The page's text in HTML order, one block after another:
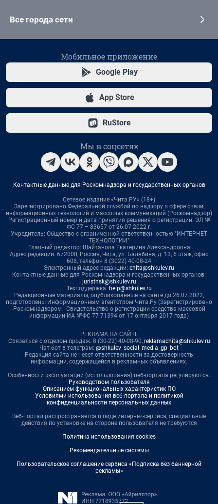
Все города сети
Мобильное приложение
Google Play
App Store
RuStore
Мы в соцсетях
Контактные данные для Роскомнадзора и государственных органов
Сетевое издание «Чита.РУ» (18+)
Зарегистрировано Федеральной службой по надзору в сфере связи,
информационных технологий и массовых коммуникаций (Роскомнадзор)
Регистрационный номер и дата принятия решения о регистрации: ЭЛ №
ФС 77 – 83657 от 26.07.2022 г.
Учредитель: Общество с ограниченной ответственностью "ИНТЕРНЕТ
ТЕХНОЛОГИИ"
Главный редактор: Шайтанова Екатерина Александровна
Адрес редакции: 672000, Россия, Чита, ул. Балябина, д. 13, 6 этаж, офис
608, телефон 8 (3022) 40-08-24
Электронный адрес редакции: chita@shkulev.ru
Контактные данные для Роскомнадзора и государственных органов:
juristnsk@shkulev.ru
Техподдержка: help@shkulev.ru
Редакционные материалы, опубликованные на сайте до 26.07.2022,
подготовлены Информационным агентством Чита.Ру (Зарегистрировано
Роскомнадзором - Свидетельство о регистрации средства массовой
информации ИА №ФС 77-71394 от 17 октября 2017 года)
РЕКЛАМА НА САЙТЕ
Связаться с отделом продаж: 8 (30-22) 40-08-90, reklamachita@shkulev.ru
Чат-бот в телеграм: @shkulev_social_media_gp_bot
Редакция сайта не несет ответственности за достоверность
информации, содержащейся в рекламных объявлениях.
Особенности эксплуатации (использования) веб-портала регулируются:
Руководством пользователя
Описанием функциональных характеристик ПО
Условиями использования веб-портала и политикой
конфиденциальности персональных данных
Веб-портал распространяется в виде интернет-сервиса, специальные
действия по установке на стороне пользователя не требуются
Политика использования cookies
Рекомендательные системы
Пользовательское соглашение сервиса «Подписка без баннерной
рекламы»